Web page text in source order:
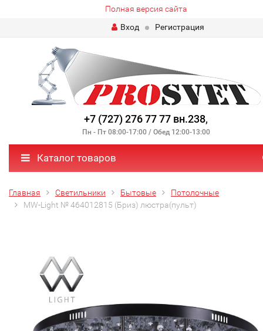
Полная версия сайта
Вход
Регистрация
+7 (727) 276 77 77 вн.238,
Пн - Пт 08:00-17:00 / Обед 12:00-13:00
Каталог товаров
Главная Светильники Бытовые
Потолочные
MW-Light № 464012815 (Бриз) люстра(пульт)